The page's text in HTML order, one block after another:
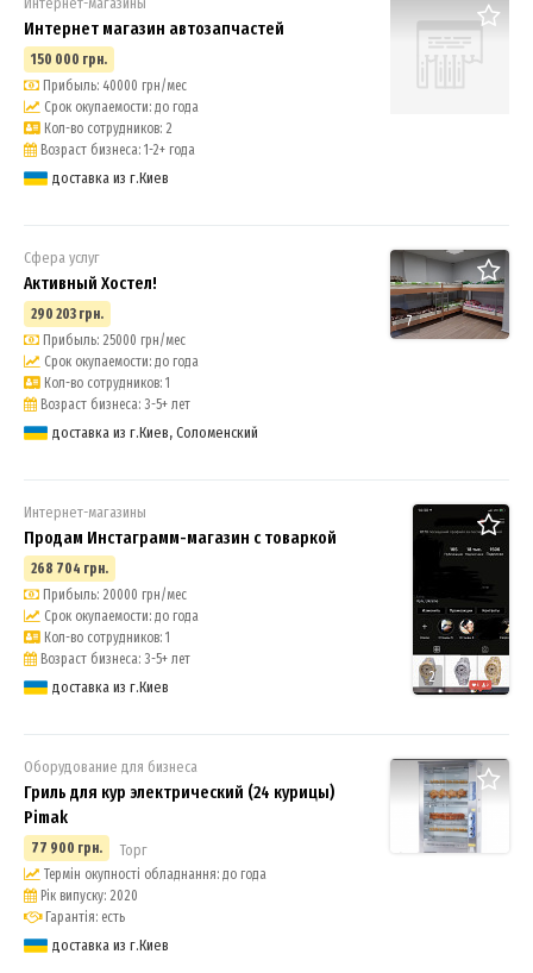
Интернет магазин автозапчастей
150 000 грн.
Прибыль: 40000 грн/мес
Срок окупаемости: до года
Кол-во сотрудников: 2
Возраст бизнеса: 1-2+ года
доставка из г.Киев
7
Сфера услуг
Активный Хостел!
290 203 грн.
Прибыль: 25000 грн/мес
Срок окупаемости: до года
Кол-во сотрудников: 1
Возраст бизнеса: 3-5+ лет
доставка из г.Киев, Соломенский
2
Интернет-магазины
Продам Инстаграмм-магазин с товаркой
268 704 грн.
Прибыль: 20000 грн/мес
Срок окупаемости: до года
Кол-во сотрудников: 1
Возраст бизнеса: 3-5+ лет
доставка из г.Киев
Оборудование для бизнеса
Гриль для кур электрический (24 курицы)
Pimak
77 900 грн. Торг
Термін окупності обладнання: до года
Рік випуску: 2020
Гарантія: есть
доставка из г.Киев